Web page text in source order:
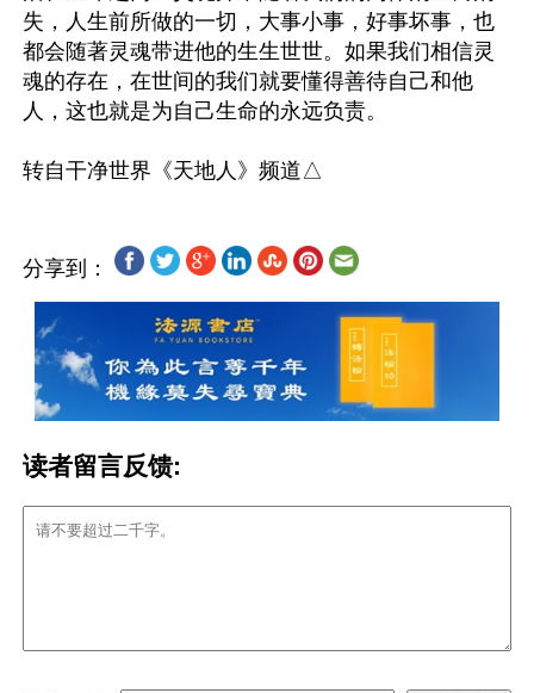
失，人生前所做的一切，大事小事，好事坏事，也
都会随著灵魂带进他的生生世世。如果我们相信灵
魂的存在，在世间的我们就要懂得善待自己和他
人，这也就是为自己生命的永远负责。
分享到：
读者留言反馈: